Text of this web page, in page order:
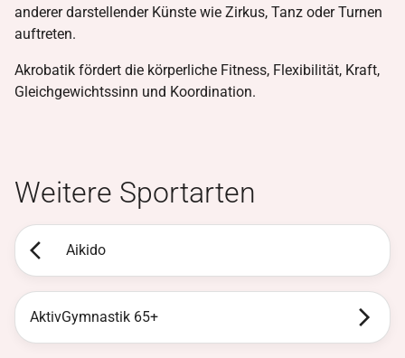
anderer darstellender Künste wie Zirkus, Tanz oder Turnen
auftreten.
Akrobatik fördert die körperliche Fitness, Flexibilität, Kraft,
Gleichgewichtssinn und Koordination.
Weitere Sportarten
Aikido
AktivGymnastik 65+